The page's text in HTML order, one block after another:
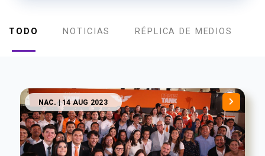
TODO NOTICIAS RÉPLICA DE MEDIOS
NAC.| 14 AUG 2023